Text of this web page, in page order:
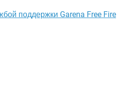
поддержки Garena Free Fire